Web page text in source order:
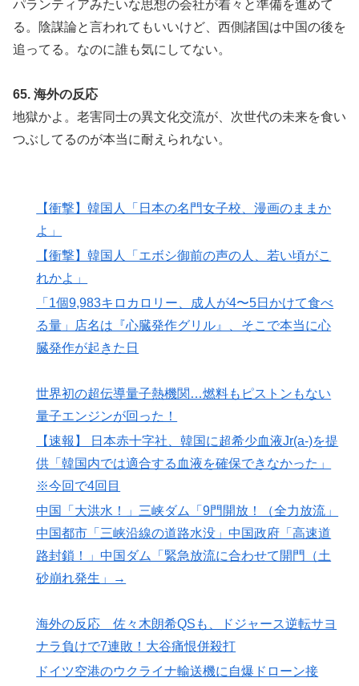
パランティアみたいな思想の会社が着々と準備を進めて
る。陰謀論と言われてもいいけど、西側諸国は中国の後を
追ってる。なのに誰も気にしてない。
65. 海外の反応
地獄かよ。老害同士の異文化交流が、次世代の未来を食い
つぶしてるのが本当に耐えられない。
【衝撃】韓国人「日本の名門女子校、漫画のままか
よ」
【衝撃】韓国人「エボシ御前の声の人、若い頃がこ
れかよ」
「1個9,983キロカロリー、成人が4〜5日かけて食べ
る量」店名は『心臓発作グリル』、そこで本当に心
臓発作が起きた日
世界初の超伝導量子熱機関…燃料もピストンもない
量子エンジンが回った！
【速報】 日本赤十字社、韓国に超希少血液Jr(a-)を提
供「韓国内では適合する血液を確保できなかった」
※今回で4回目
中国「大洪水！」三峡ダム「9門開放！（全力放流」
中国都市「三峡沿線の道路水没」中国政府「高速道
路封鎖！」中国ダム「緊急放流に合わせて開門（土
砂崩れ発生」→
海外の反応 佐々木朗希QSも、ドジャース逆転サヨ
ナラ負けで7連敗！大谷痛恨併殺打
ドイツ空港のウクライナ輸送機に自爆ドローン接